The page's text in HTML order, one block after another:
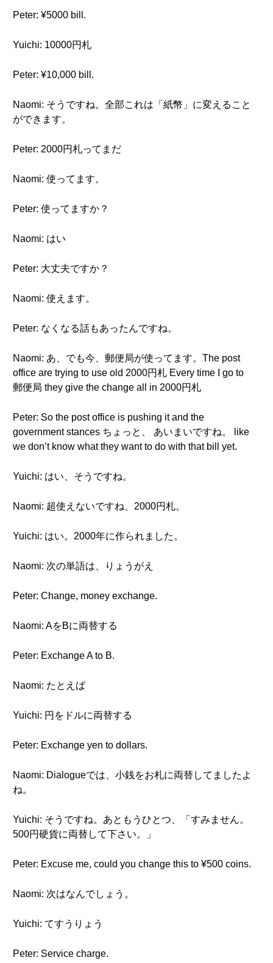
Peter: ¥5000 bill.
Yuichi: 10000円札
Peter: ¥10,000 bill.
Naomi: そうですね。全部これは「紙幣」に変えること
ができます。
Peter: 2000円札ってまだ
Naomi: 使ってます。
Peter: 使ってますか？
Naomi: はい
Peter: 大丈夫ですか？
Naomi: 使えます。
Peter: なくなる話もあったんですね。
Naomi: あ、でも今、郵便局が使ってます。The post
office are trying to use old 2000円札 Every time I go to
郵便局 they give the change all in 2000円札
Peter: So the post office is pushing it and the
government stances ちょっと、 あいまいですね。 like
we don’t know what they want to do with that bill yet.
Yuichi: はい、そうですね。
Naomi: 超使えないですね、2000円札。
Yuichi: はい。2000年に作られました。
Naomi: 次の単語は、りょうがえ
Peter: Change, money exchange.
Naomi: AをBに両替する
Peter: Exchange A to B.
Naomi: たとえば
Yuichi: 円をドルに両替する
Peter: Exchange yen to dollars.
Naomi: Dialogueでは、小銭をお札に両替してましたよ
ね。
Yuichi: そうですね。あともうひとつ、「すみません。
500円硬貨に両替して下さい。」
Peter: Excuse me, could you change this to ¥500 coins.
Naomi: 次はなんでしょう。
Yuichi: てすうりょう
Peter: Service charge.